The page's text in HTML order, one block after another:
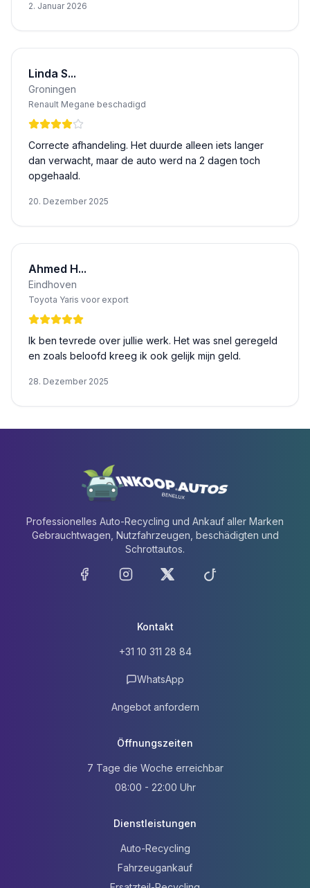
2. Januar 2026
Linda S...
Groningen
Renault Megane beschadigd
Correcte afhandeling. Het duurde alleen iets langer
dan verwacht, maar de auto werd na 2 dagen toch
opgehaald.
20. Dezember 2025
Ahmed H...
Eindhoven
Toyota Yaris voor export
Ik ben tevrede over jullie werk. Het was snel geregeld
en zoals beloofd kreeg ik ook gelijk mijn geld.
28. Dezember 2025
Professionelles Auto-Recycling und Ankauf aller Marken
Gebrauchtwagen, Nutzfahrzeugen, beschädigten und
Schrottautos.
Kontakt
+31 10 311 28 84
WhatsApp
Angebot anfordern
Öffnungszeiten
7 Tage die Woche erreichbar
08:00 - 22:00 Uhr
Dienstleistungen
Auto-Recycling
Fahrzeugankauf